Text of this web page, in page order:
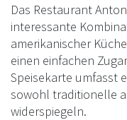
Das Restaurant
interessante
amerikanischer
einen einfachen
Speisekarte umfasst
sowohl traditionelle
widerspiegeln.